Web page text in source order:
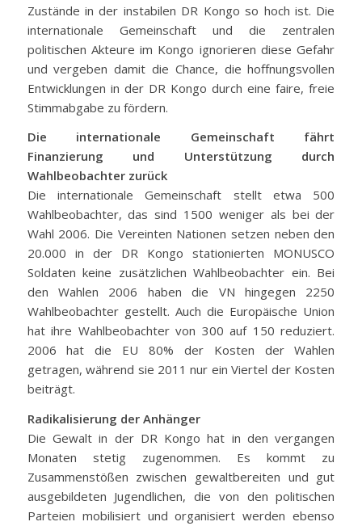
Zustände in der instabilen DR Kongo so hoch ist. Die
internationale Gemeinschaft und die zentralen
politischen Akteure im Kongo ignorieren diese Gefahr
und vergeben damit die Chance, die hoffnungsvollen
Entwicklungen in der DR Kongo durch eine faire, freie
Stimmabgabe zu fördern.
Die internationale Gemeinschaft fährt
Finanzierung und Unterstützung durch
Wahlbeobachter zurück
Die internationale Gemeinschaft stellt etwa 500
Wahlbeobachter, das sind 1500 weniger als bei der
Wahl 2006. Die Vereinten Nationen setzen neben den
20.000 in der DR Kongo stationierten MONUSCO
Soldaten keine zusätzlichen Wahlbeobachter ein. Bei
den Wahlen 2006 haben die VN hingegen 2250
Wahlbeobachter gestellt. Auch die Europäische Union
hat ihre Wahlbeobachter von 300 auf 150 reduziert.
2006 hat die EU 80% der Kosten der Wahlen
getragen, während sie 2011 nur ein Viertel der Kosten
beiträgt.
Radikalisierung der Anhänger
Die Gewalt in der DR Kongo hat in den vergangen
Monaten stetig zugenommen. Es kommt zu
Zusammenstößen zwischen gewaltbereiten und gut
ausgebildeten Jugendlichen, die von den politischen
Parteien mobilisiert und organisiert werden ebenso